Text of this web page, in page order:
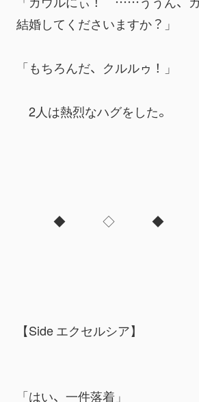
結婚してくださいますか？」
「もちろんだ、クルルゥ！」
2人は熱烈なハグをした。
◆　　　◇　　　◆　　
【Side エクセルシア】
「はい、一件落着」